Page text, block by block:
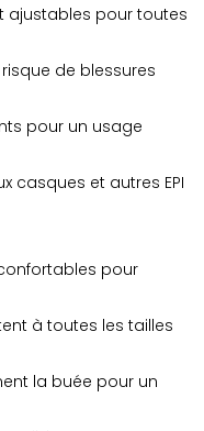
ajustables pour toutes
de blessures
pour un usage
casques et autres EPI
pour
à toutes les tailles
la buée pour un